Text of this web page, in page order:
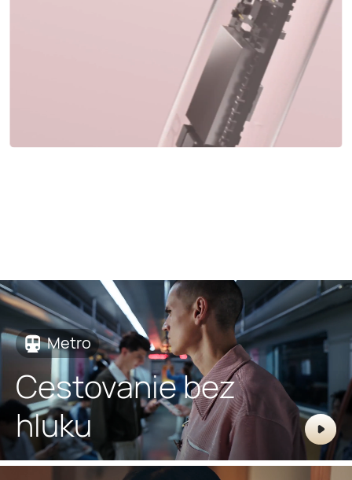
Metro
Cestovanie bez
hluku